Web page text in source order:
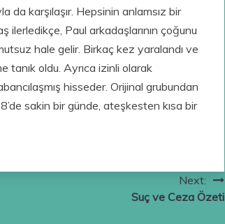
da karşılaşır. Hepsinin anlamsız bir
ilerledikçe, Paul arkadaşlarının çoğunu
hale gelir. Birkaç kez yaralandı ve
tanık oldu. Ayrıca izinli olarak
hisseder. Orijinal grubundan
sakin bir günde, ateşkesten kısa bir
Next:
Suç ve Ceza Özeti